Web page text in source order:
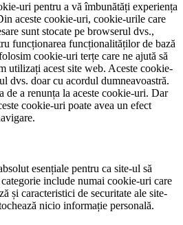
uri pentru a vă îmbunătăți experiența
aceste cookie-uri, cookie-urile care
sunt stocate pe browserul dvs.,
funcționarea funcționalităților de bază
cookie-uri terțe care ne ajută să
utilizați acest site web. Aceste cookie-
dvs. doar cu acordul dumneavoastră.
de a renunța la aceste cookie-uri. Dar
cookie-uri poate avea un efect
esențiale pentru ca site-ul să
include numai cookie-uri care
și caracteristici de securitate ale site-
nicio informație personală.